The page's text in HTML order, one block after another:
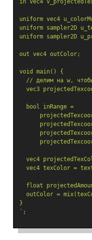
in vec4
uniform vec4
uniform sampler2D
uniform sampler2D
out vec4 outColor;
void main() {
// делим на w,
vec3
  bool inRange =
vec4
vec4 texColor =
float
outColor =
}
` ;